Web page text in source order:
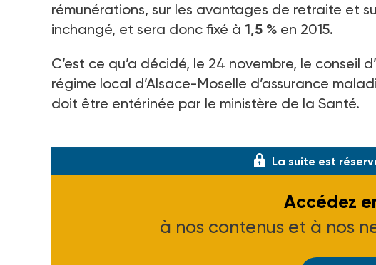
rémunérations, sur les avantages de retraite et
inchangé, et sera donc fixé à 1,5 % en 2015.
C’est ce qu’a décidé, le 24 novembre, le conseil
régime local d’Alsace-Moselle d’assurance
doit être entérinée par le ministère de la Santé.
La suite est
Accédez
à nos contenus et à nos